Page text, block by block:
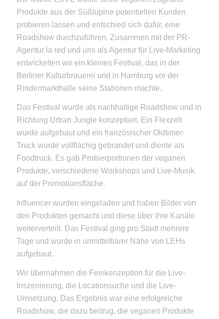
Produkte aus der Süßlupine potentiellen Kunden
probieren lassen und entschied sich dafür, eine
Roadshow durchzuführen. Zusammen mit der PR-
Agentur la red und uns als Agentur für Live-Marketing
entwickelten wir ein kleines Festival, das in der
Berliner Kulturbrauerei und in Hamburg vor der
Rindermarkthalle seine Stationen machte.
Das Festival wurde als nachhaltige Roadshow und in
Richtung Urban Jungle konzeptiert. Ein Flexzelt
wurde aufgebaut und ein französischer Oldtimer-
Truck wurde vollflächig gebrandet und diente als
Foodtruck. Es gab Probierportionen der veganen
Produkte, verschiedene Workshops und Live-Musik
auf der Promotionsfläche.
Influencer wurden eingeladen und haben Bilder von
den Produkten gemacht und diese über ihre Kanäle
weiterverteilt. Das Festival ging pro Stadt mehrere
Tage und wurde in unmittelbarer Nähe von LEHs
aufgebaut.
Wir übernahmen die Feinkonzeption für die Live-
Inszenierung, die Locationsuche und die Live-
Umsetzung. Das Ergebnis war eine erfolgreiche
Roadshow, die dazu beitrug, die veganen Produkte